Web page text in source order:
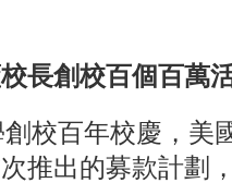
長創校百個百萬
校百年校慶 ，美
推出的募款計劃